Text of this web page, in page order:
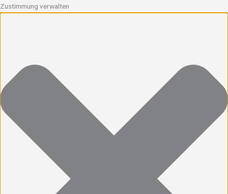
Zustimmung verwalten